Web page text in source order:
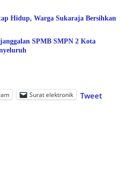
Hidup, Warga Sukaraja Bersihkan
SPMB SMPN 2 Kota
Surat elektronik Tweet